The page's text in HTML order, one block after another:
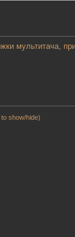
мультитача,
show/hide)